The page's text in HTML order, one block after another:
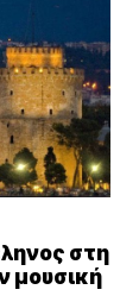
στη
μουσική